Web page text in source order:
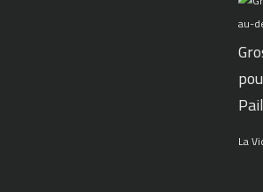
La